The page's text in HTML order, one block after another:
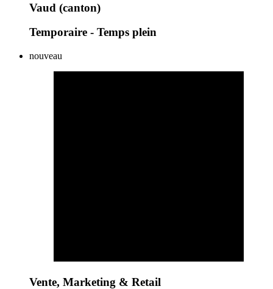
Vaud (canton)
Temporaire - Temps plein
nouveau
Vente, Marketing & Retail